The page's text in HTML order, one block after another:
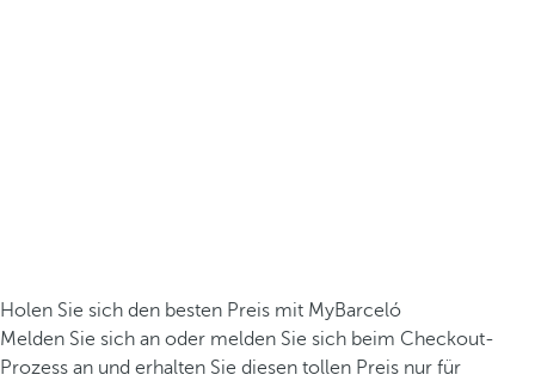
Holen Sie sich den besten Preis mit MyBarceló
Melden Sie sich an oder melden Sie sich beim Checkout-
Prozess an und erhalten Sie diesen tollen Preis nur für